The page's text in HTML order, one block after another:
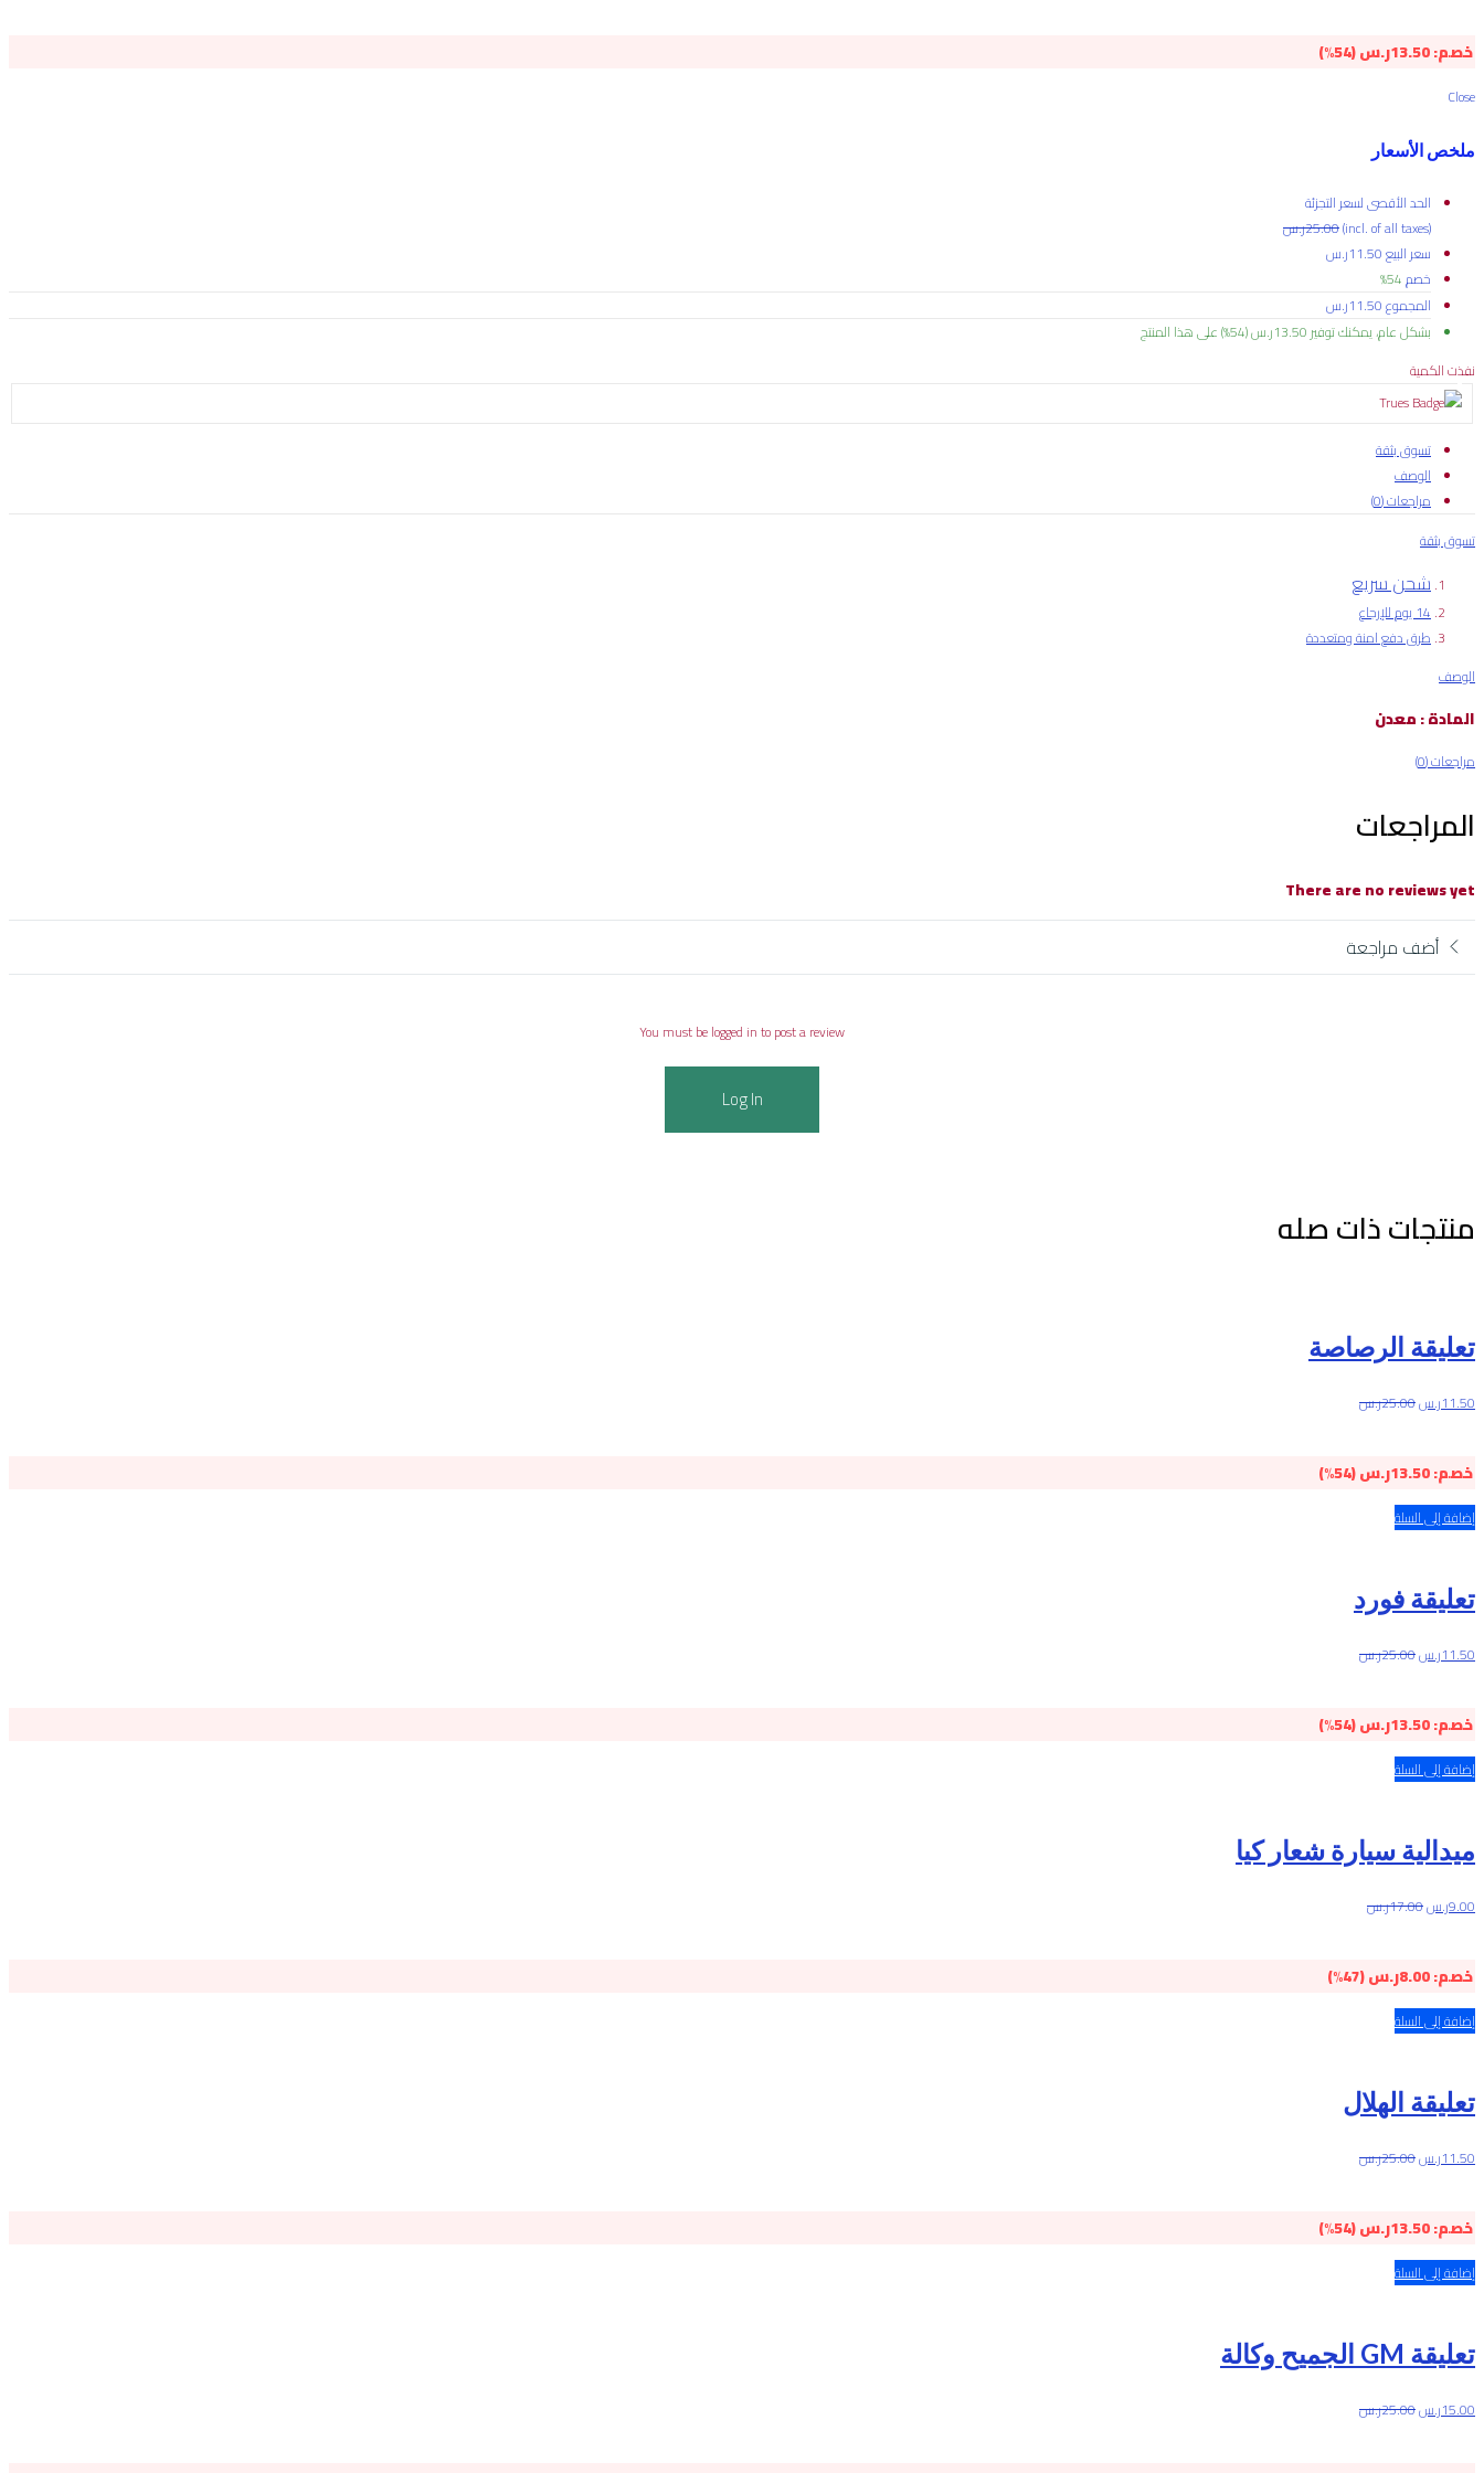
خصم:13.50ر.س(54%)
Close
ملخص الأسعار
الحد الأقصى لسعر التجزئة
(incl. of all taxes)
25.00ر.س
سعر البيع11.50ر.س
خصم54%
المجموع11.50ر.س
بشكل عام، يمكنك توفير13.50ر.س(54%)
على هذا المنتج
نفذت الكمية
تسوق بثقة
الوصف
مراجعات (0)
تسوق بثقة
شحن سريع
14 يوم للإرجاع
طرق دفع امنة ومتعددة
الوصف
المادة : معدن
مراجعات (0)
المراجعات
There are no reviews yet
أضف مراجعة
You must be logged in to post a review
Log In
منتجات ذات صله
تعليقة الرصاصة
11.50ر.س25.00ر.س
خصم:13.50ر.س(54%)
إضافة إلى السلة
تعليقة فورد
11.50ر.س25.00ر.س
خصم:13.50ر.س(54%)
إضافة إلى السلة
ميدالية سيارة شعار كيا
9.00ر.س17.00ر.س
خصم:8.00ر.س(47%)
إضافة إلى السلة
تعليقة الهلال
11.50ر.س25.00ر.س
خصم:13.50ر.س(54%)
إضافة إلى السلة
تعليقة GM الجميح وكالة
15.00ر.س25.00ر.س